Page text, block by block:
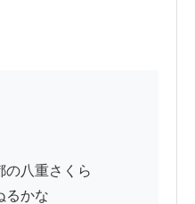
八重さくら
かな